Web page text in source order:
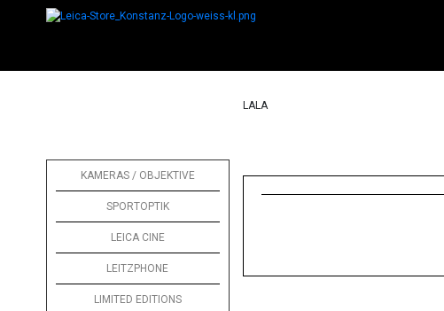
KAMERAS / OBJEKTIVE
SPORTOPTIK
LEICA CINE
LEITZPHONE
LIMITED EDITIONS
LALA